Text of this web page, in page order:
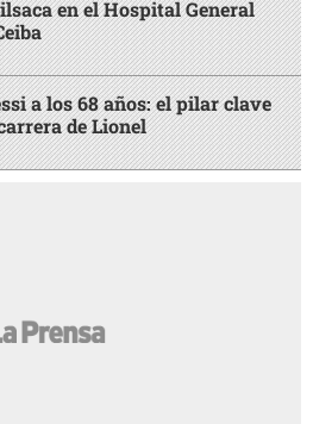
en el Hospital General
a los 68 años: el pilar clave
de Lionel